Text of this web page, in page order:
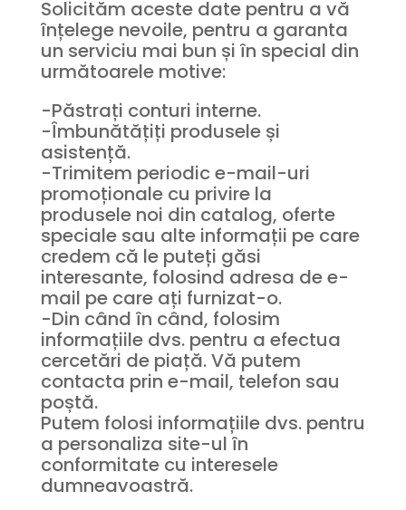
Solicităm aceste date pentru a vă
înțelege nevoile, pentru a garanta
un serviciu mai bun și în special din
următoarele motive:
-Păstrați conturi interne.
-Îmbunătățiți produsele și
asistență.
-Trimitem periodic e-mail-uri
promoționale cu privire la
produsele noi din catalog, oferte
speciale sau alte informații pe care
credem că le puteți găsi
interesante, folosind adresa de e-
mail pe care ați furnizat-o.
-Din când în când, folosim
informațiile dvs. pentru a efectua
cercetări de piață. Vă putem
contacta prin e-mail, telefon sau
poștă.
Putem folosi informațiile dvs. pentru
a personaliza site-ul în
conformitate cu interesele
dumneavoastră.